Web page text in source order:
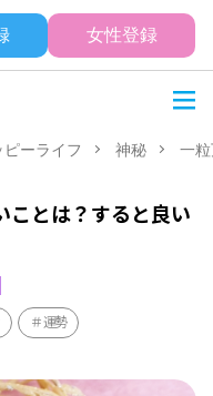
女性登録
ピーライフ 神秘 一
ことは？すると良い
運勢